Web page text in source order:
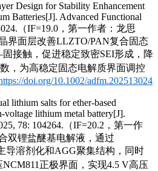
Design for Stability Enhancement
Batteries[J]. Advanced Functional
（IF=19.0，第一作者：龙思
界面层改善LLZTO/PAN复合固态
接触，促进稳定致密SEI形成，降
，为高稳定固态电解质界面调控
doi.org/10.1002/adfm.202513024
lithium salts for ether-based
voltage lithium metal battery[J].
78: 104264.（IF=20.2，第一作
双锂盐醚基电解液，通过
导溶剂化和AGG聚集结构，同时
正极界面，实现4.5 V高压